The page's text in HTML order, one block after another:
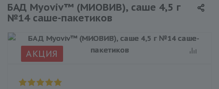
БАД Myoviv™ (МИОВИВ), саше 4,5 г
№14 саше-пакетиков
АКЦИЯ